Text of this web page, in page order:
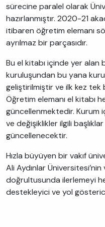
sürecine paralel olarak
hazırlanmıştır. 2020-21
itibaren öğretim elemanı
ayrılmaz bir parçasıdır.
Bu el kitabı içinde yer alan
kuruluşundan bu yana
geliştirilmiştir ve ilk kez
Öğretim elemanı el kitabı
güncellenmektedir. Kurum
ve değişiklikler ilgili
güncellenecektir.
Hızla büyüyen bir vakıf
Ali Aydınlar
doğrultusunda ilerlemeyi
destekleyici ve yol